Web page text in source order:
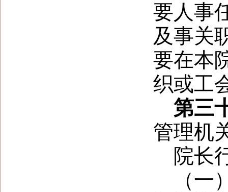
要人事
及事关
要在本
织或工
第三
管理机
院长
（